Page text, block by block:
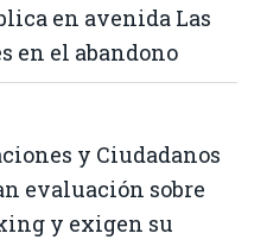
en avenida Las
en el abandono
y Ciudadanos
evaluación sobre
y exigen su